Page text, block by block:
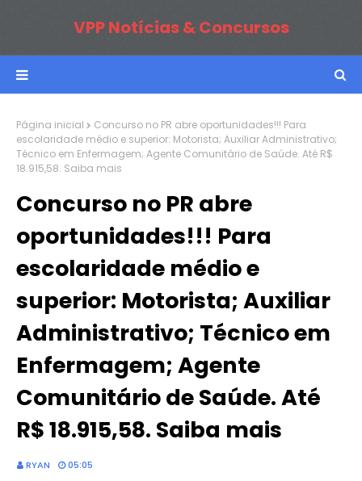
VPP Notícias & Concursos
Página inicial
Concurso no PR abre oportunidades!!! Para
escolaridade médio e superior: Motorista; Auxiliar Administrativo;
Técnico em Enfermagem; Agente Comunitário de Saúde. Até R$
18.915,58. Saiba mais
Concurso no PR abre
oportunidades!!! Para
escolaridade médio e
superior: Motorista; Auxiliar
Administrativo; Técnico em
Enfermagem; Agente
Comunitário de Saúde. Até
R$ 18.915,58. Saiba mais
RYAN 05:05